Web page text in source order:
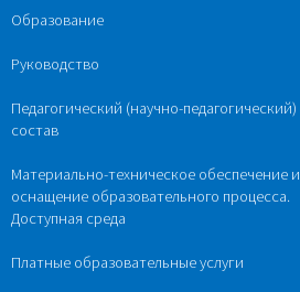
Образование
Руководство
Педагогический (научно-педагогический)
состав
Материально-техническое обеспечение и
оснащение образовательного процесса.
Доступная среда
Платные образовательные услуги